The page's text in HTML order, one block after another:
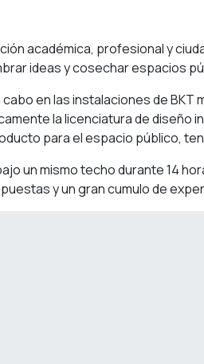
académica, profesional y
ideas y cosechar espacios
en las instalaciones de
la licenciatura de
para el espacio público,
un mismo techo durante 14
y un gran cumulo de